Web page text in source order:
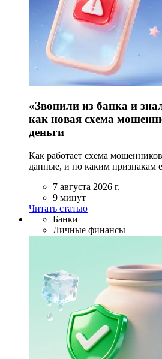
«Звонили из банка и
как новая схема
деньги
Как работает схема
данные, и по каким признакам
7 августа 2026 г.
9 минут
Читать статью
Банки
Личные финансы